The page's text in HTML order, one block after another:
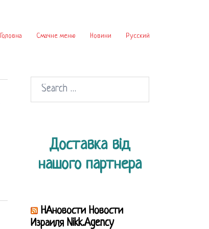
Головна Смачне меню Новини Русский
Search
for:
Доставка від
нашого партнера
НАновости Новости
Израиля Nikk.Agency